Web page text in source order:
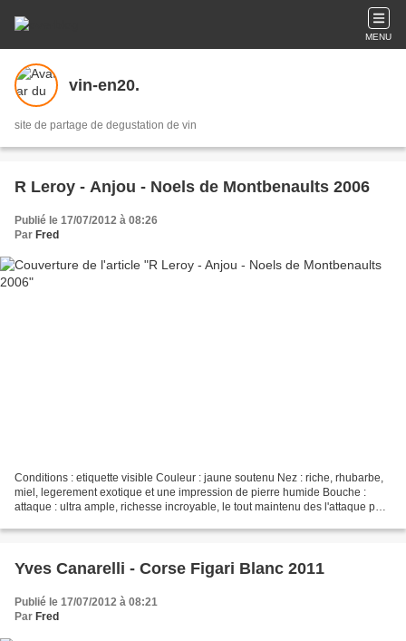
MENU
vin-en20.
site de partage de degustation de vin
R Leroy - Anjou - Noels de Montbenaults 2006
Publié le 17/07/2012 à 08:26
Par Fred
Conditions : etiquette visible Couleur : jaune soutenu Nez : riche, rhubarbe,
miel, legerement exotique et une impression de pierre humide Bouche :
attaque : ultra ample, richesse incroyable, le tout maintenu des l'attaque par
Yves Canarelli - Corse Figari Blanc 2011
Publié le 17/07/2012 à 08:21
Par Fred